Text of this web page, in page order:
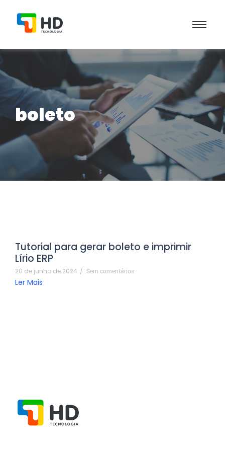
boleto
Tutorial para gerar boleto e imprimir
Lírio ERP
20 de junho de 2024 / Sem comentários
Ler Mais